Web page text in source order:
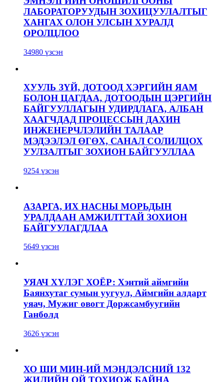
ЛАБОРАТОРУУДЫН ЗОХИЦУУЛАЛТЫГ
ХАНГАХ ОЛОН УЛСЫН ХУРАЛД
ОРОЛЦЛОО
34980 үзсэн
ХУУЛЬ ЗҮЙ, ДОТООД ХЭРГИЙН ЯАМ
БОЛОН ЦАГДАА, ДОТООДЫН ЦЭРГИЙН
БАЙГУУЛЛАГЫН УДИРДЛАГА, АЛБАН
ХААГЧДАД ПРОЦЕССЫН ДАХИН
ИНЖЕНЕРЧЛЭЛИЙН ТАЛААР
МЭДЭЭЛЭЛ ӨГӨХ, САНАЛ СОЛИЛЦОХ
УУЛЗАЛТЫГ ЗОХИОН БАЙГУУЛЛАА
9254 үзсэн
АЗАРГА, ИХ НАСНЫ МОРЬДЫН
УРАЛДААН АМЖИЛТТАЙ ЗОХИОН
БАЙГУУЛАГДЛАА
5649 үзсэн
УЯАЧ ХҮЛЭГ ХОЁР: Хэнтий аймгийн
Баянхутаг сумын уугуул, Аймгийн алдарт
уяач, Мужиг овогт Доржсамбуугийн
Ганболд
3626 үзсэн
ХО ШИ МИН-ИЙ МЭНДЭЛСНИЙ 132
ЖИЛИЙН ОЙ ТОХИОЖ БАЙНА